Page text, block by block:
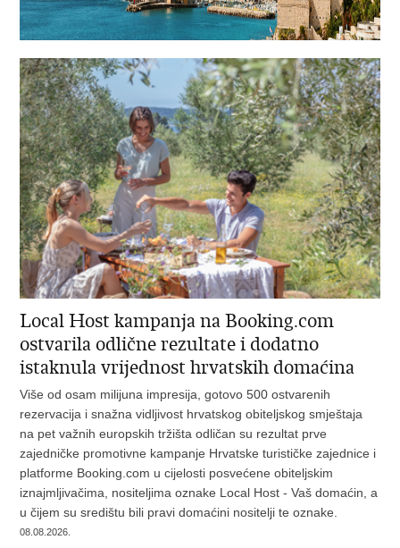
Local Host kampanja na Booking.com
ostvarila odlične rezultate i dodatno
istaknula vrijednost hrvatskih domaćina
Više od osam milijuna impresija, gotovo 500 ostvarenih
rezervacija i snažna vidljivost hrvatskog obiteljskog smještaja
na pet važnih europskih tržišta odličan su rezultat prve
zajedničke promotivne kampanje Hrvatske turističke zajednice i
platforme Booking.com u cijelosti posvećene obiteljskim
iznajmljivačima, nositeljima oznake Local Host - Vaš domaćin, a
u čijem su središtu bili pravi domaćini nositelji te oznake.
08.08.2026.